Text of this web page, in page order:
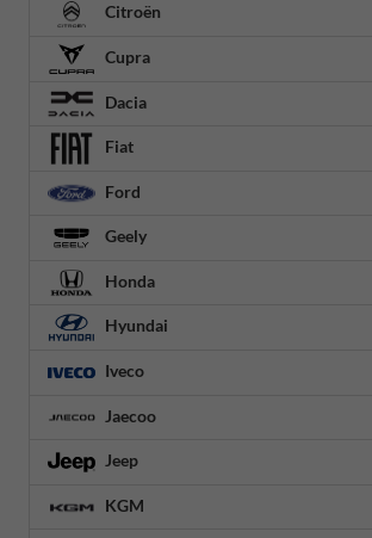
Citroën
Cupra
Dacia
Fiat
Ford
Geely
Honda
Hyundai
Iveco
Jaecoo
Jeep
KGM